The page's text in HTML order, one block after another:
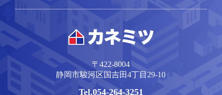
〒422-8004
静岡市駿河区国吉⽥4丁⽬29-10
054-264-3251